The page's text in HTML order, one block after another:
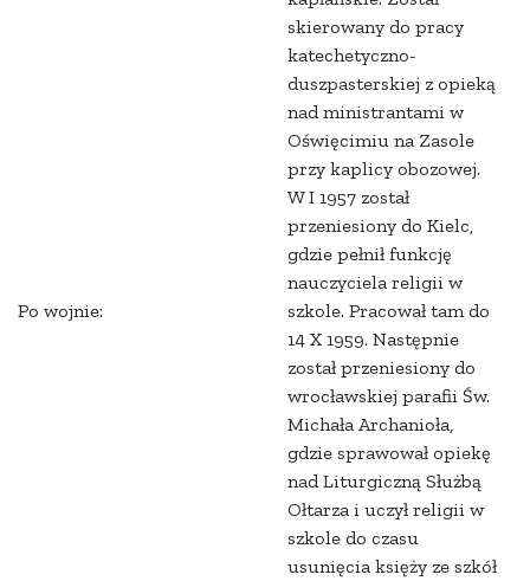
Po wojnie:
skierowany do pracy
katechetyczno-
duszpasterskiej z opieką
nad ministrantami w
Oświęcimiu na Zasole
przy kaplicy obozowej.
W I 1957 został
przeniesiony do Kielc,
gdzie pełnił funkcję
nauczyciela religii w
szkole. Pracował tam do
14 X 1959. Następnie
został przeniesiony do
wrocławskiej parafii Św.
Michała Archanioła,
gdzie sprawował opiekę
nad Liturgiczną Służbą
Ołtarza i uczył religii w
szkole do czasu
usunięcia księży ze szkół